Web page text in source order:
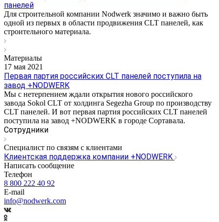
панелей
Для строительной компании Nodwerk значимо и важно быть
одной из первых в области продвижения CLT панелей, как
строительного материала.
Материалы
17 мая 2021
Первая партия российских CLT панелей поступила на
завод +NODWERK
Мы с нетерпением ждали открытия нового российского
завода Sokol CLT от холдинга Segezha Group по производству
CLT панелей. И вот первая партия российских CLT панелей
поступила на завод +NODWERK в городе Сортавала.
Сотрудники
Специалист по связям с клиентами
Клиентская поддержка компании +NODWERK
Написать сообщение
Телефон
8 800 222 40 92
E-mail
info@nodwerk.com